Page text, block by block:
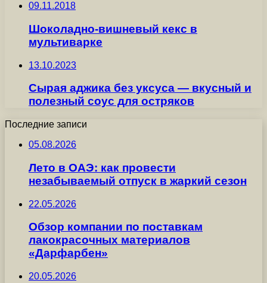
09.11.2018
Шоколадно-вишневый кекс в
мультиварке
13.10.2023
Сырая аджика без уксуса — вкусный и
полезный соус для остряков
Последние записи
05.08.2026
Лето в ОАЭ: как провести
незабываемый отпуск в жаркий сезон
22.05.2026
Обзор компании по поставкам
лакокрасочных материалов
«Дарфарбен»
20.05.2026